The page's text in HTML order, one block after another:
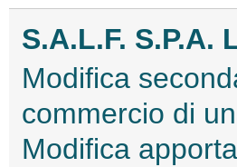
S.A.L.F. S.P.A.
Modifica
commercio di
Modifica